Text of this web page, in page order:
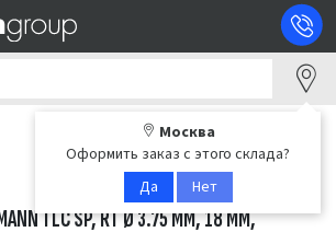
Москва
Оформить заказ с этого склада?
Да
Нет
TLC SP, RT Ø 3.75 ММ, 18 ММ,